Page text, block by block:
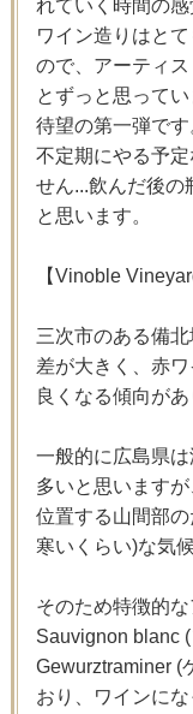
れていく時間の
ワイン造りはと
ので、アーティ
とずっと思ってい
待望の第一弾です
不定期にやる予
せん...飲んだ後の
と思います。
【Vinoble
三次市のある備
差が大きく、赤
良くなる傾向があ
一般的に広島県
多いと思います
位置する山間部
寒いくらい)な気
そのため特徴的
Sauvignon blanc
Gewurztraminer (
おり、ワインに